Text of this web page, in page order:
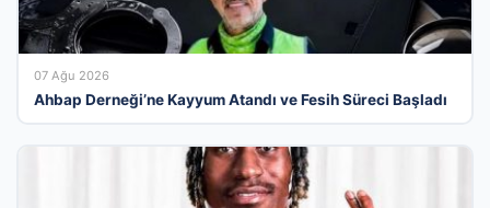
07 Ağu 2026
Ahbap Derneği’ne Kayyum Atandı ve Fesih Süreci Başladı